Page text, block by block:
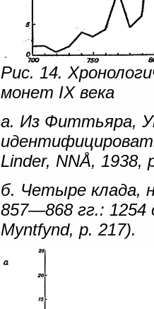
Рис. 14.
монет IX века
а. Из Фиттьяра,
Linder, NNÅ, 1938,
б. Четыре клада,
857—868 гг.: 1254
Myntfynd, p. 217).